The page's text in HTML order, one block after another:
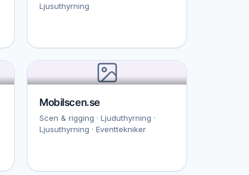
Ljusuthyrning
Mobilscen.se
Scen & rigging · Ljuduthyrning ·
Ljusuthyrning · Eventtekniker